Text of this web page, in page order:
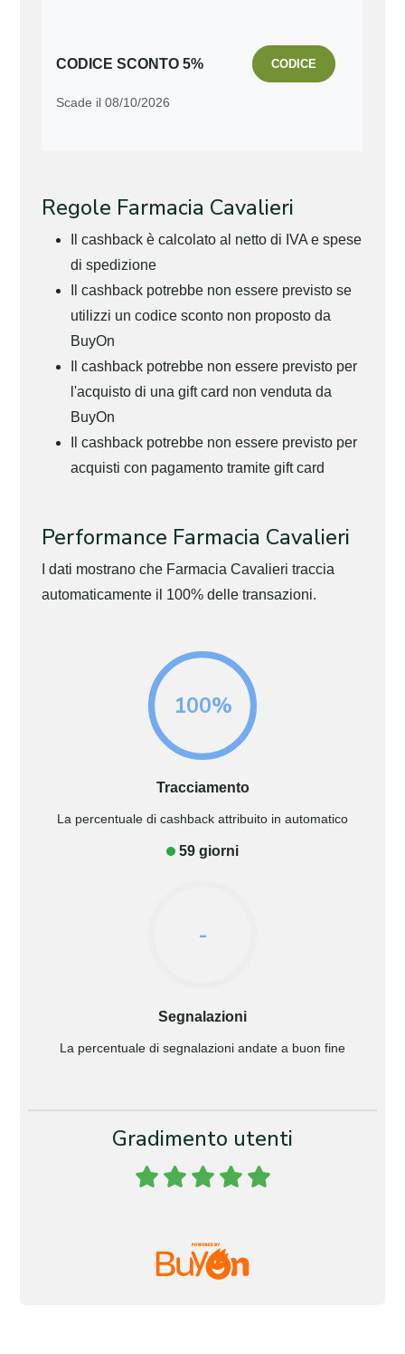
CODICE SCONTO 5% CODICE
Scade il 08/10/2026
Regole Farmacia Cavalieri
Il cashback è calcolato al netto di IVA e spese
di spedizione
Il cashback potrebbe non essere previsto se
utilizzi un codice sconto non proposto da
BuyOn
Il cashback potrebbe non essere previsto per
l'acquisto di una gift card non venduta da
BuyOn
Il cashback potrebbe non essere previsto per
acquisti con pagamento tramite gift card
Performance Farmacia Cavalieri
I dati mostrano che Farmacia Cavalieri traccia
automaticamente il 100% delle transazioni.
100%
Tracciamento
La percentuale di cashback attribuito in automatico
59 giorni
-
Segnalazioni
La percentuale di segnalazioni andate a buon fine
Gradimento utenti